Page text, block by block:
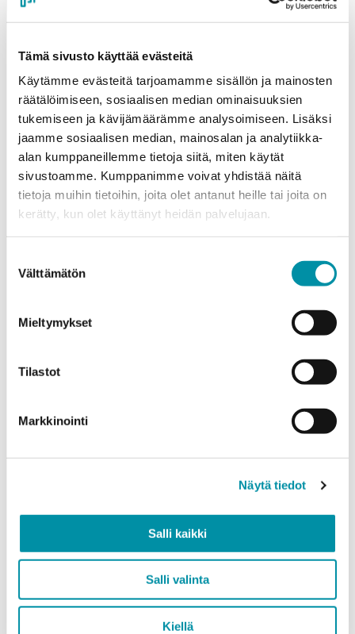
Tämä sivusto käyttää evästeitä
Käytämme evästeitä tarjoamamme sisällön ja mainosten
räätälöimiseen, sosiaalisen median ominaisuuksien
tukemiseen ja kävijämäärämme analysoimiseen. Lisäksi
jaamme sosiaalisen median, mainosalan ja analytiikka-
alan kumppaneillemme tietoja siitä, miten käytät
sivustoamme. Kumppanimme voivat yhdistää näitä
tietoja muihin tietoihin, joita olet antanut heille tai joita on
kerätty, kun olet käyttänyt heidän palvelujaan.
valinta
Välttämätön
Mieltymykset
Tilastot
Markkinointi
Näytä tiedot
Salli kaikki
Salli valinta
Kiellä